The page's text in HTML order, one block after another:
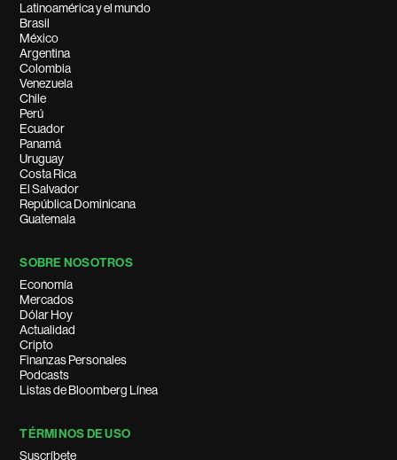
Latinoamérica y el mundo
Brasil
México
Argentina
Colombia
Venezuela
Chile
Perú
Ecuador
Panamá
Uruguay
Costa Rica
El Salvador
República Dominicana
Guatemala
SOBRE NOSOTROS
Economía
Mercados
Dólar Hoy
Actualidad
Cripto
Finanzas Personales
Podcasts
Listas de Bloomberg Línea
TÉRMINOS DE USO
Suscríbete